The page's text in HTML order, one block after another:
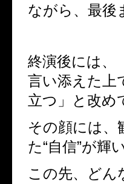
ながら、最後
終演後には、
言い添えた上
立つ」と改め
その顔には、
た“自信”が輝
この先、どん